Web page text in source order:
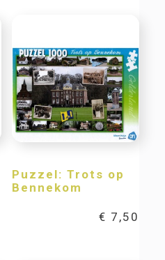
Puzzel: Trots op
Bennekom
€ 7,50